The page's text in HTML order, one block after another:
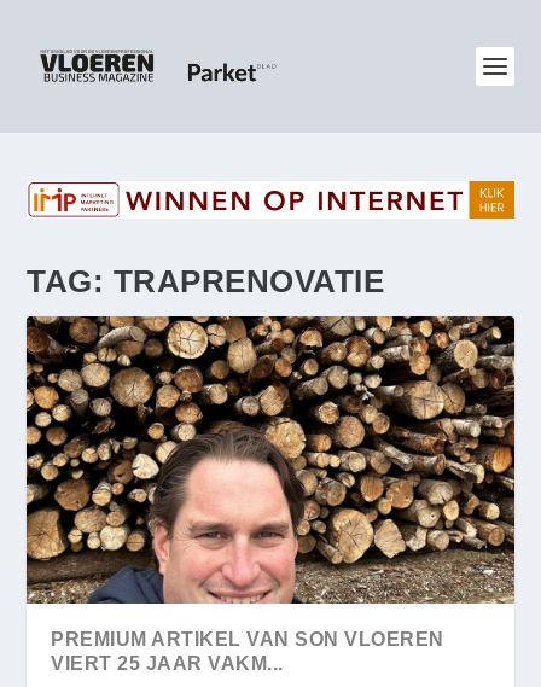
TAG: TRAPRENOVATIE
PREMIUM ARTIKEL VAN SON VLOEREN
VIERT 25 JAAR VAKM...